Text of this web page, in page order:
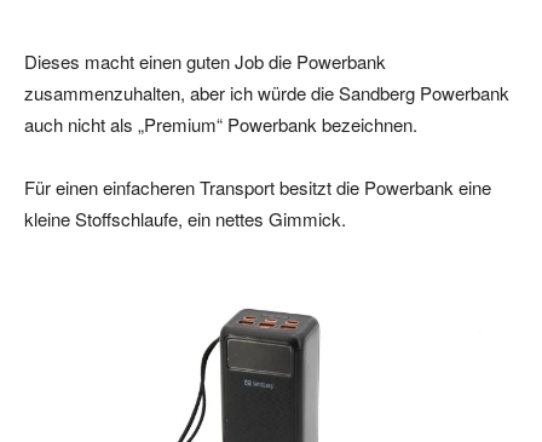
Dieses macht einen guten Job die Powerbank
zusammenzuhalten, aber ich würde die Sandberg Powerbank
auch nicht als „Premium“ Powerbank bezeichnen.
Für einen einfacheren Transport besitzt die Powerbank eine
kleine Stoffschlaufe, ein nettes Gimmick.